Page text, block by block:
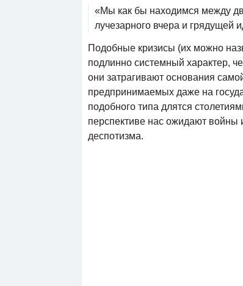
«Мы как бы находимся между
лучезарного вчера и грядущей
Подобные кризисы (их можно
подлинно системный характер,
они затрагивают основания
предпринимаемых даже на
подобного типа длятся
перспективе нас ожидают войны
деспотизма.